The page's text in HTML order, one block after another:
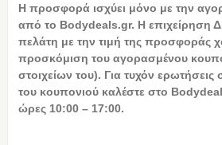
Η προσφορά ισχύει μόνο με την
από το Bodydeals.gr. Η επιχείρηση
πελάτη με την τιμή της προσφοράς
προσκόμιση του αγορασμένου
στοιχείων του). Για τυχόν ερωτήσεις
του κουπονιού καλέστε στο
ώρες 10:00 – 17:00.